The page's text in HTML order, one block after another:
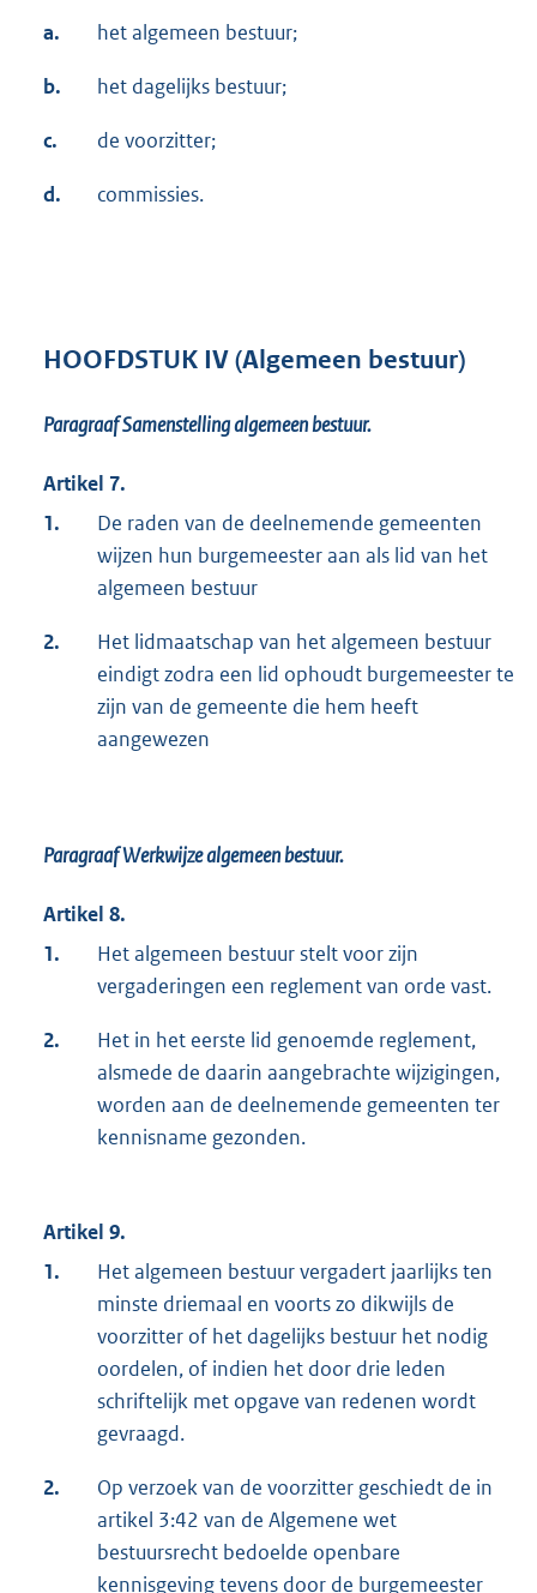
a. het algemeen bestuur;
b. het dagelijks bestuur;
c. de voorzitter;
d. commissies.
HOOFDSTUK IV (Algemeen bestuur)
Paragraaf Samenstelling algemeen bestuur.
Artikel 7.
1.
De raden van de deelnemende gemeenten
wijzen hun burgemeester aan als lid van het
algemeen bestuur
2.
Het lidmaatschap van het algemeen bestuur
eindigt zodra een lid ophoudt burgemeester te
zijn van de gemeente die hem heeft
aangewezen
Paragraaf Werkwijze algemeen bestuur.
Artikel 8.
1.
Het algemeen bestuur stelt voor zijn
vergaderingen een reglement van orde vast.
2.
Het in het eerste lid genoemde reglement,
alsmede de daarin aangebrachte wijzigingen,
worden aan de deelnemende gemeenten ter
kennisname gezonden.
Artikel 9.
1.
Het algemeen bestuur vergadert jaarlijks ten
minste driemaal en voorts zo dikwijls de
voorzitter of het dagelijks bestuur het nodig
oordelen, of indien het door drie leden
schriftelijk met opgave van redenen wordt
gevraagd.
2.
Op verzoek van de voorzitter geschiedt de in
artikel 3:42 van de Algemene wet
bestuursrecht bedoelde openbare
kennisgeving tevens door de burgemeester